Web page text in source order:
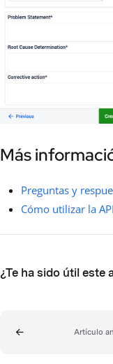
Más
Preguntas y
Cómo utilizar la
¿Te ha sido útil este
Artículo